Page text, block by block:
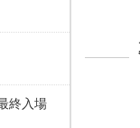
終入場